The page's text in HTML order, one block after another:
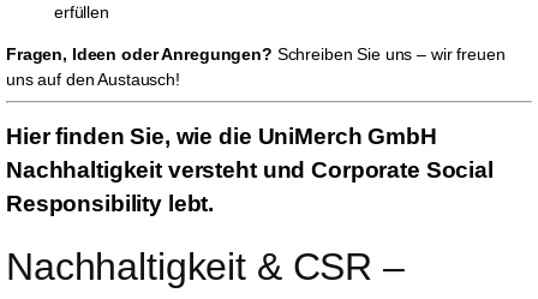
erfüllen
Fragen, Ideen oder Anregungen? Schreiben Sie uns – wir freuen
uns auf den Austausch!
Hier finden Sie, wie die UniMerch GmbH
Nachhaltigkeit versteht und Corporate Social
Responsibility lebt.
Nachhaltigkeit & CSR –